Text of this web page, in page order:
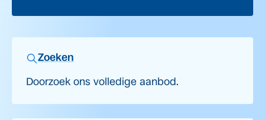
Zoeken
Doorzoek ons volledige aanbod.